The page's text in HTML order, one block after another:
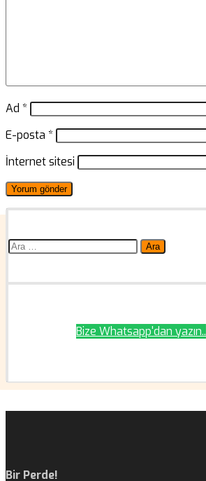
Ad *
E-posta *
İnternet sitesi
Arama:
Bize Whatsapp'dan yazın..
Bir Perde!